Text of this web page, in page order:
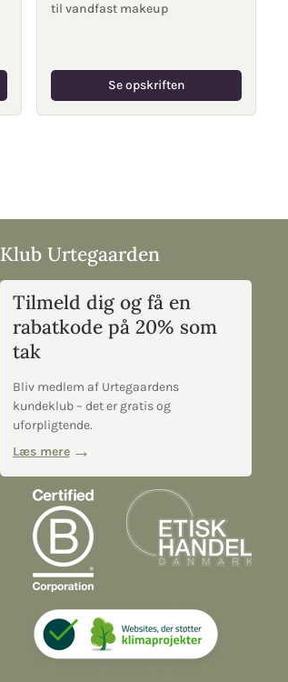
til vandfast makeup
Se opskriften
Klub Urtegaarden
Tilmeld dig og få en
rabatkode på 20% som
tak
Bliv medlem af Urtegaardens
kundeklub – det er gratis og
uforpligtende.
Læs mere